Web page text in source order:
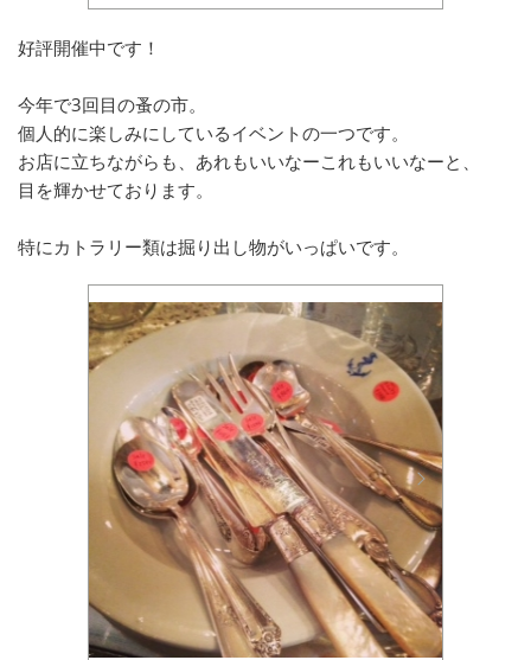
好評開催中です！
今年で3回目の蚤の市。
個人的に楽しみにしているイベントの一つです。
お店に立ちながらも、あれもいいなーこれもいいなーと、
目を輝かせております。
特にカトラリー類は掘り出し物がいっぱいです。